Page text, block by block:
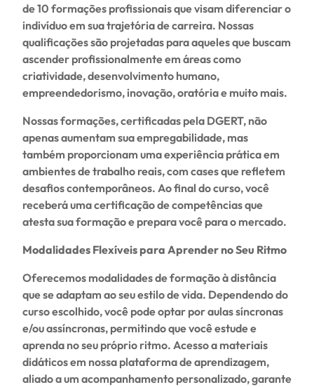
de 10 formações profissionais que visam diferenciar o
indivíduo em sua trajetória de carreira. Nossas
qualificações são projetadas para aqueles que buscam
ascender profissionalmente em áreas como
criatividade, desenvolvimento humano,
empreendedorismo, inovação, oratória e muito mais.
Nossas formações, certificadas pela DGERT, não
apenas aumentam sua empregabilidade, mas
também proporcionam uma experiência prática em
ambientes de trabalho reais, com cases que refletem
desafios contemporâneos. Ao final do curso, você
receberá uma certificação de competências que
atesta sua formação e prepara você para o mercado.
Modalidades Flexíveis para Aprender no Seu Ritmo
Oferecemos modalidades de formação à distância
que se adaptam ao seu estilo de vida. Dependendo do
curso escolhido, você pode optar por aulas síncronas
e/ou assíncronas, permitindo que você estude e
aprenda no seu próprio ritmo. Acesso a materiais
didáticos em nossa plataforma de aprendizagem,
aliado a um acompanhamento personalizado, garante